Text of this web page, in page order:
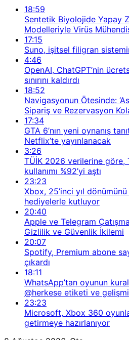
18:59
Sentetik Biyolojide Yapay
Modelleriyle Virüs
17:15
Suno, işitsel filigran
4:46
OpenAI, ChatGPT’nin
sınırını kaldırdı
18:52
Navigasyonun Ötesinde:
Sipariş ve Rezervasyon
17:34
GTA 6’nın yeni oynanış
Netflix’te yayınlanacak
3:26
TÜİK 2026 verilerine göre,
kullanımı %92’yi aştı
23:23
Xbox, 25’inci yıl
hediyelerle kutluyor
20:40
Apple ve Telegram
Gizlilik ve Güvenlik İkilemi
20:07
Spotify, Premium abone
çıkardı
18:11
WhatsApp’tan oyunun
@herkese etiketi ve
23:23
Microsoft, Xbox 360
getirmeye hazırlanıyor